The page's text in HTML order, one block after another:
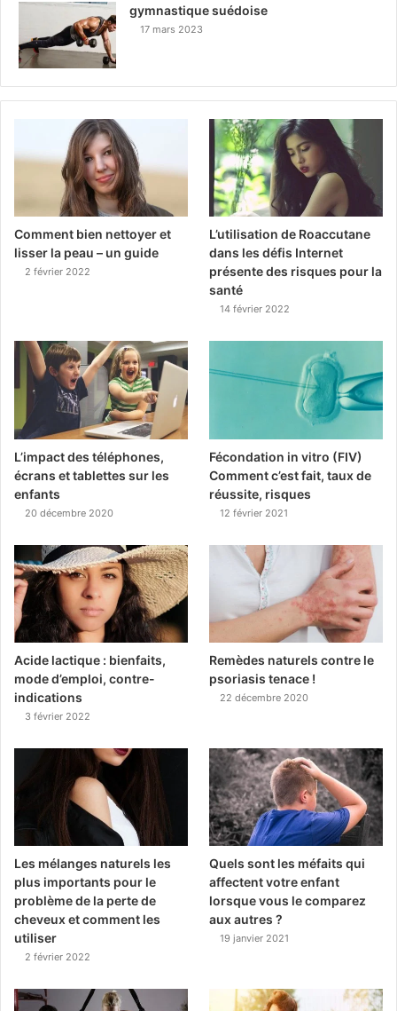
gymnastique suédoise
17 mars 2023
Comment bien nettoyer et
lisser la peau – un guide
2 février 2022
L’utilisation de Roaccutane
dans les défis Internet
présente des risques pour la
santé
14 février 2022
L’impact des téléphones,
écrans et tablettes sur les
enfants
20 décembre 2020
Fécondation in vitro (FIV)
Comment c’est fait, taux de
réussite, risques
12 février 2021
Acide lactique : bienfaits,
mode d’emploi, contre-
indications
3 février 2022
Remèdes naturels contre le
psoriasis tenace !
22 décembre 2020
Les mélanges naturels les
plus importants pour le
problème de la perte de
cheveux et comment les
utiliser
2 février 2022
Quels sont les méfaits qui
affectent votre enfant
lorsque vous le comparez
aux autres ?
19 janvier 2021